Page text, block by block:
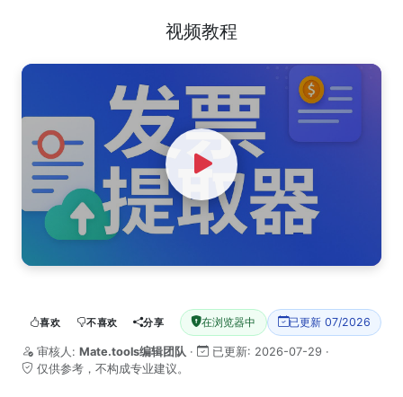
视频教程
Watch Video
喜欢 不喜欢 分享 在浏览器中 已更新 07/2026
审核人: Mate.tools编辑团队 · 已更新: 2026-07-29 ·
仅供参考，不构成专业建议。